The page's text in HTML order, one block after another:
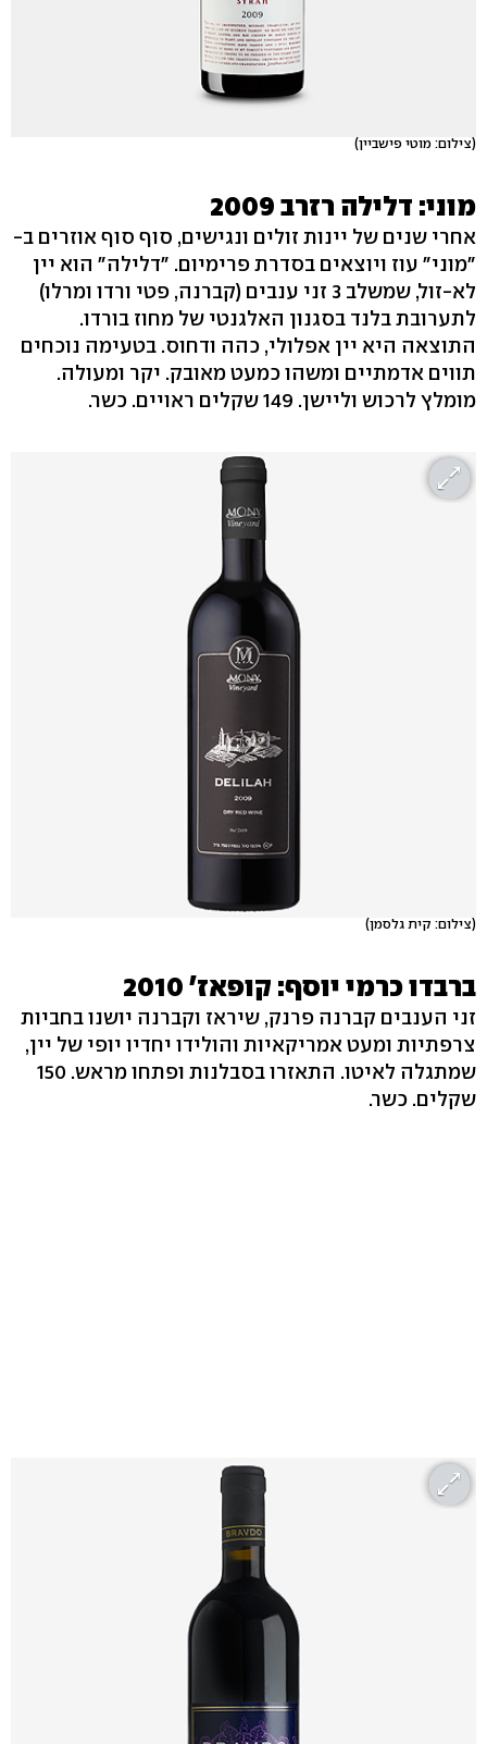
(צילום: מוטי פישביין)
מוני: דלילה רזרב 2009
אחרי שנים של יינות זולים ונגישים, סוף סוף אוזרים ב-
"מוני" עוז ויוצאים בסדרת פרימיום. "דלילה" הוא יין
לא-זול, שמשלב 3 זני ענבים (קברנה, פטי ורדו ומרלו)
לתערובת בלנד בסגנון האלגנטי של מחוז בורדו.
התוצאה היא יין אפלולי, כהה ודחוס. בטעימה נוכחים
תווים אדמתיים ומשהו כמעט מאובק. יקר ומעולה.
מומלץ לרכוש וליישן. 149 שקלים ראויים. כשר.
(צילום: קית גלסמן)
ברבדו כרמי יוסף: קופאז' 2010
זני הענבים קברנה פרנק, שיראז וקברנה יושנו בחביות
צרפתיות ומעט אמריקאיות והולידו יחדיו יופי של יין,
שמתגלה לאיטו. התאזרו בסבלנות ופתחו מראש. 150
שקלים. כשר.